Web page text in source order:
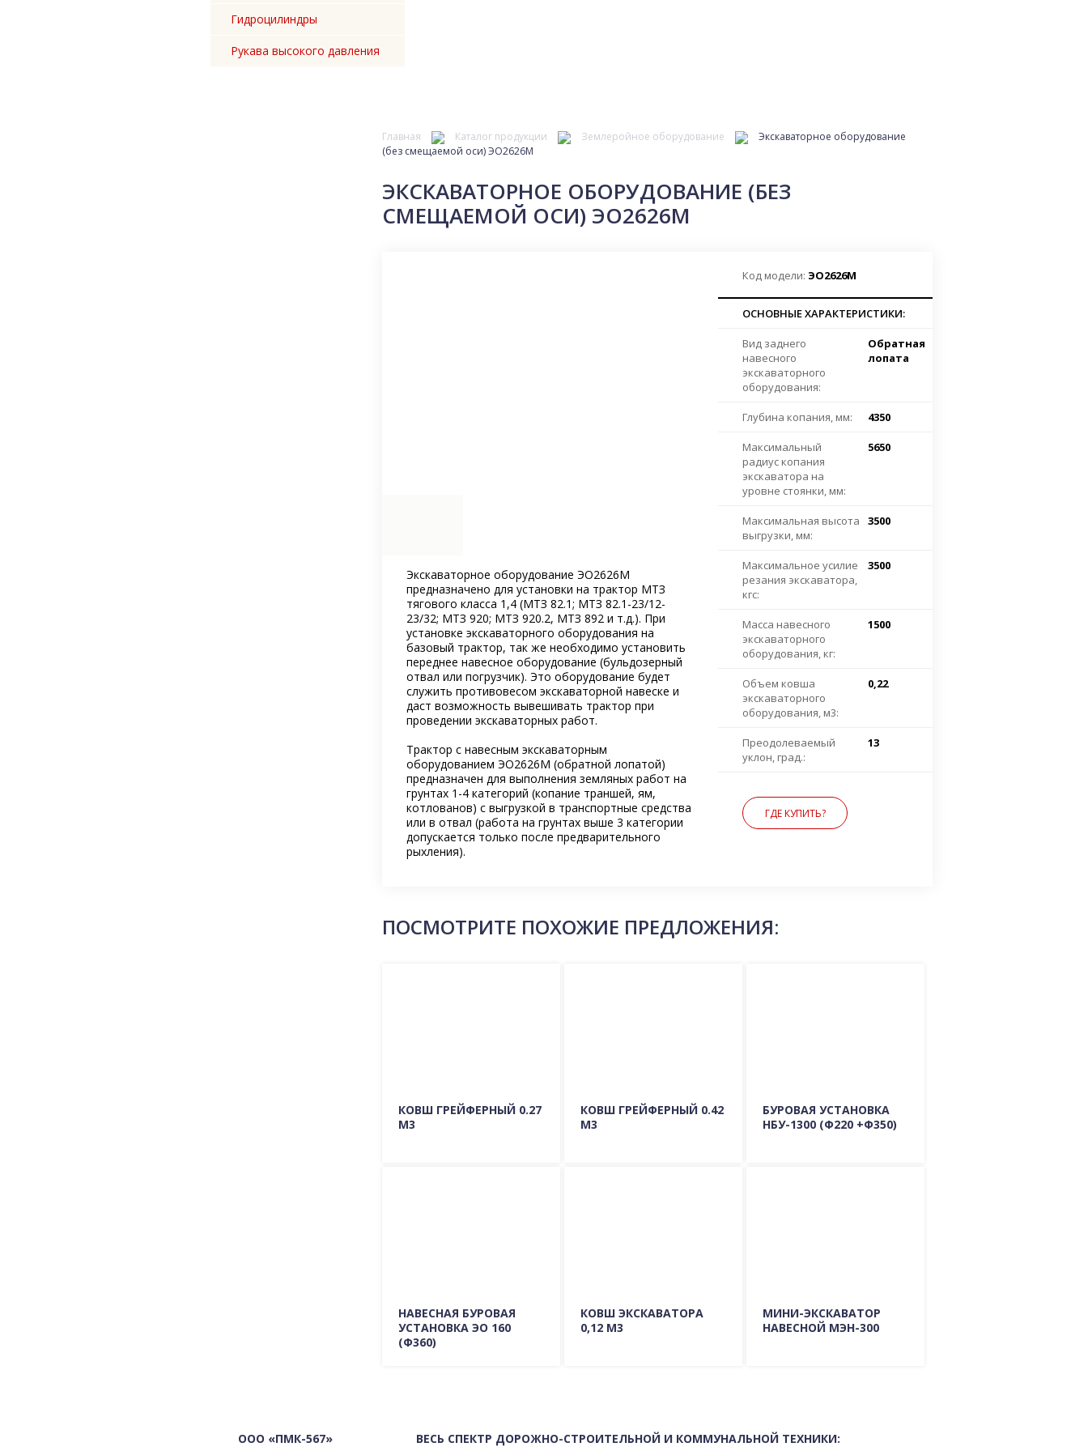
Гидроцилиндры
Рукава высокого давления
Главная Каталог продукции Землеройное оборудование
Экскаваторное оборудование
(без смещаемой оси) ЭО2626М
ЭКСКАВАТОРНОЕ ОБОРУДОВАНИЕ (БЕЗ
СМЕЩАЕМОЙ ОСИ) ЭО2626М
Экскаваторное оборудование ЭО2626М
предназначено для установки на трактор МТЗ
тягового класса 1,4 (МТЗ 82.1; МТЗ 82.1-23/12-
23/32; МТЗ 920; МТЗ 920.2, МТЗ 892 и т.д.). При
установке экскаваторного оборудования на
базовый трактор, так же необходимо установить
переднее навесное оборудование (бульдозерный
отвал или погрузчик). Это оборудование будет
служить противовесом экскаваторной навеске и
даст возможность вывешивать трактор при
проведении экскаваторных работ.
Трактор с навесным экскаваторным
оборудованием ЭО2626М (обратной лопатой)
предназначен для выполнения земляных работ на
грунтах 1-4 категорий (копание траншей, ям,
котлованов) с выгрузкой в транспортные средства
или в отвал (работа на грунтах выше 3 категории
допускается только после предварительного
рыхления).
Код модели: ЭО2626М
ОСНОВНЫЕ ХАРАКТЕРИСТИКИ:
Вид заднего
навесного
экскаваторного
оборудования:
Обратная
лопата
Глубина копания, мм: 4350
Максимальный
радиус копания
экскаватора на
уровне стоянки, мм:
5650
Максимальная высота
выгрузки, мм:
3500
Максимальное усилие
резания экскаватора,
кгс:
3500
Масса навесного
экскаваторного
оборудования, кг:
1500
Объем ковша
экскаваторного
оборудования, м3:
0,22
Преодолеваемый
уклон, град.:
13
ГДЕ КУПИТЬ?
ПОСМОТРИТЕ ПОХОЖИЕ ПРЕДЛОЖЕНИЯ:
КОВШ ГРЕЙФЕРНЫЙ 0.27
М3
КОВШ ГРЕЙФЕРНЫЙ 0.42
М3
БУРОВАЯ УСТАНОВКА
НБУ-1300 (Ф220 +Ф350)
НАВЕСНАЯ БУРОВАЯ
УСТАНОВКА ЭО 160
(Ф360)
КОВШ ЭКСКАВАТОРА
0,12 М3
МИНИ-ЭКСКАВАТОР
НАВЕСНОЙ МЭН-300
ООО «ПМК-567» ВЕСЬ СПЕКТР ДОРОЖНО-СТРОИТЕЛЬНОЙ И КОММУНАЛЬНОЙ ТЕХНИКИ: